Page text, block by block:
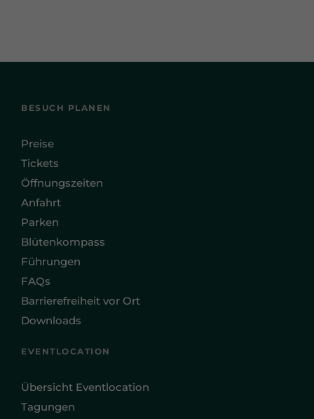
BESUCH PLANEN
Preise
Tickets
Öffnungszeiten
Anfahrt
Parken
Blütenkompass
Führungen
FAQs
Barrierefreiheit vor Ort
Downloads
EVENTLOCATION
Übersicht Eventlocation
Tagungen